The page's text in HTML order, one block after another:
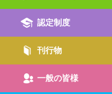
認定制度
刊行物
一般の皆様